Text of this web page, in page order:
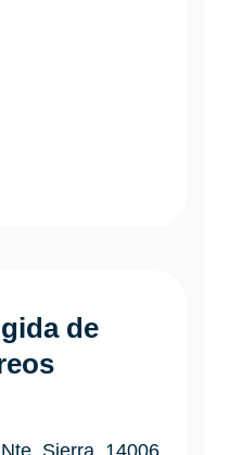
de